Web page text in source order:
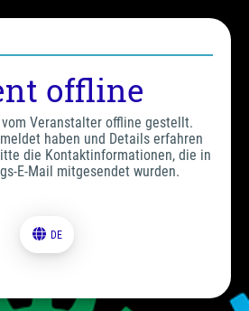
offline
vom Veranstalter offline gestellt.
haben und Details erfahren
die Kontaktinformationen, die in
E-Mail mitgesendet wurden.
DE